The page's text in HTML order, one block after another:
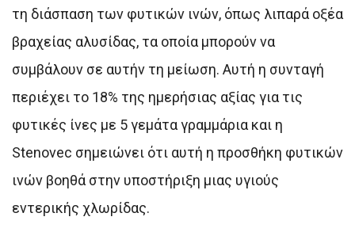
τη διάσπαση των φυτικών ινών, όπως λιπαρά οξέα
βραχείας αλυσίδας, τα οποία μπορούν να
συμβάλουν σε αυτήν τη μείωση. Αυτή η συνταγή
περιέχει το 18% της ημερήσιας αξίας για τις
φυτικές ίνες με 5 γεμάτα γραμμάρια και η
Stenovec σημειώνει ότι αυτή η προσθήκη φυτικών
ινών βοηθά στην υποστήριξη μιας υγιούς
εντερικής χλωρίδας.